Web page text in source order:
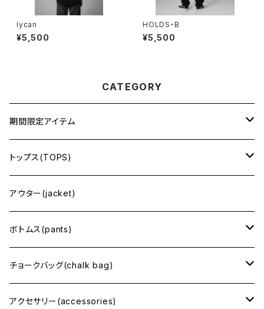
lycan
¥5,500
HOLDS・B
¥5,500
CATEGORY
期間限定アイテム
CROSSOVER
トップス(TOPS)
半袖(short sleeve)
長袖(long sleeve)
スウェット・フーディ(sweat・hoodie)
アウター(jacket)
ボトムス(pants)
ショート丈
ロング丈
チョークバッグ(chalk bag)
regular size（レギュラーサイズ）
アクセサリー(accessories)